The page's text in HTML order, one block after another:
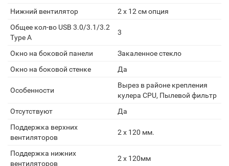
Нижний вентилятор
2 x 12 см опция
Общее кол-во USB 3.0/3.1/3.2
Type A
3
Окно на боковой панели
Закаленное стекло
Окно на боковой стенке
Да
Особенности
Вырез в районе крепления
кулера CPU, Пылевой фильтр
Отсутствуют
Да
Поддержка верхних
вентиляторов
2 x 120 мм.
Поддержка нижних
вентиляторов
2 x 120мм